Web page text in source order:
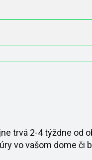
trvá 2-4 týždne od
vo vašom dome či